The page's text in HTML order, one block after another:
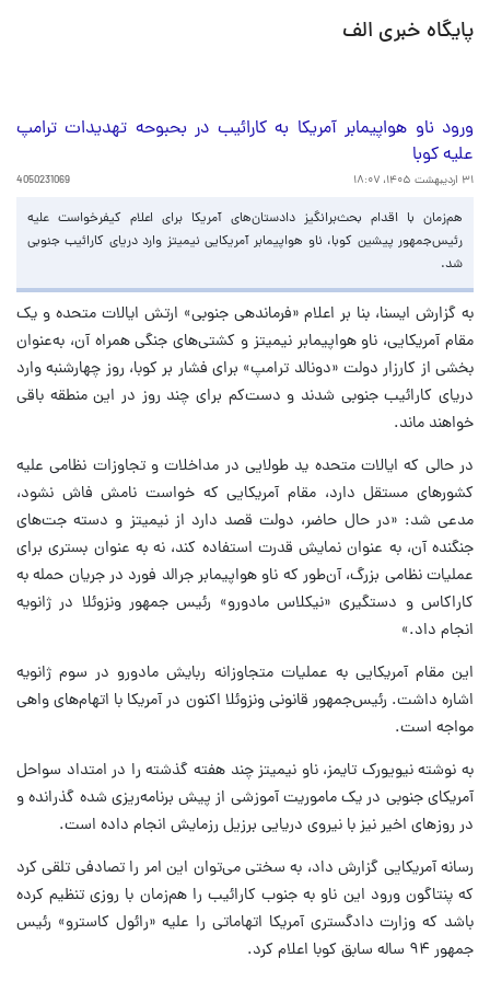
پایگاه خبری الف
ورود ناو هواپیمابر آمریکا به کارائیب در بحبوحه تهدیدات ترامپ
علیه کوبا
۳۱ اردیبهشت ۱۴۰۵، ۱۸:۰۷ 4050231069
هم‌زمان با اقدام بحث‌برانگیز دادستان‌های آمریکا برای اعلام کیفرخواست علیه
رئیس‌جمهور پیشین کوبا، ناو هواپیمابر آمریکایی نیمیتز وارد دریای کارائیب جنوبی
شد.
به گزارش ایسنا، بنا بر اعلام «فرماندهی جنوبی» ارتش ایالات متحده و یک
مقام آمریکایی، ناو هواپیمابر نیمیتز و کشتی‌های جنگی همراه آن، به‌عنوان
بخشی از کارزار دولت «دونالد ترامپ» برای فشار بر کوبا، روز چهارشنبه وارد
دریای کارائیب جنوبی شدند و دست‌کم برای چند روز در این منطقه باقی
خواهند ماند.
در حالی که ایالات متحده ید طولایی در مداخلات و تجاوزات نظامی علیه
کشورهای مستقل دارد، مقام آمریکایی که خواست نامش فاش نشود،
مدعی شد: «در حال حاضر، دولت قصد دارد از نیمیتز و دسته جت‌های
جنگنده آن، به عنوان نمایش قدرت استفاده کند، نه به عنوان بستری برای
عملیات نظامی بزرگ، آن‌طور که ناو هواپیمابر جرالد فورد در جریان حمله به
کاراکاس و دستگیری «نیکلاس مادورو» رئیس جمهور ونزوئلا در ژانویه
انجام داد.»
این مقام آمریکایی به عملیات متجاوزانه ربایش مادورو در سوم ژانویه
اشاره داشت. رئیس‌جمهور قانونی ونزوئلا اکنون در آمریکا با اتهام‌های واهی
مواجه است.
به نوشته نیویورک تایمز، ناو نیمیتز چند هفته گذشته را در امتداد سواحل
آمریکای جنوبی در یک ماموریت آموزشی از پیش برنامه‌ریزی شده گذرانده و
در روزهای اخیر نیز با نیروی دریایی برزیل رزمایش انجام داده است.
رسانه آمریکایی گزارش داد، به سختی می‌توان این امر را تصادفی تلقی کرد
که پنتاگون ورود این ناو به جنوب کارائیب را هم‌زمان با روزی تنظیم کرده
باشد که وزارت دادگستری آمریکا اتهاماتی را علیه «رائول کاسترو» رئیس
جمهور ۹۴ ساله سابق کوبا اعلام کرد.